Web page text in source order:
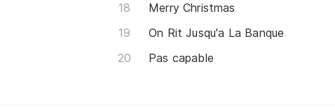
Merry Christmas
On Rit Jusqu'a La Banque
Pas capable